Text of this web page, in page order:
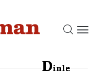
Dinle